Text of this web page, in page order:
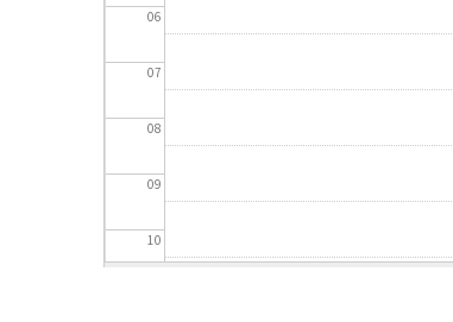
06
07
08
09
10